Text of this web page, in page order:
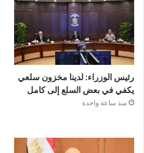
رئيس الوزراء: لدينا مخزون سلعي
يكفي في بعض السلع إلى كامل
منذ ساعة واحدة